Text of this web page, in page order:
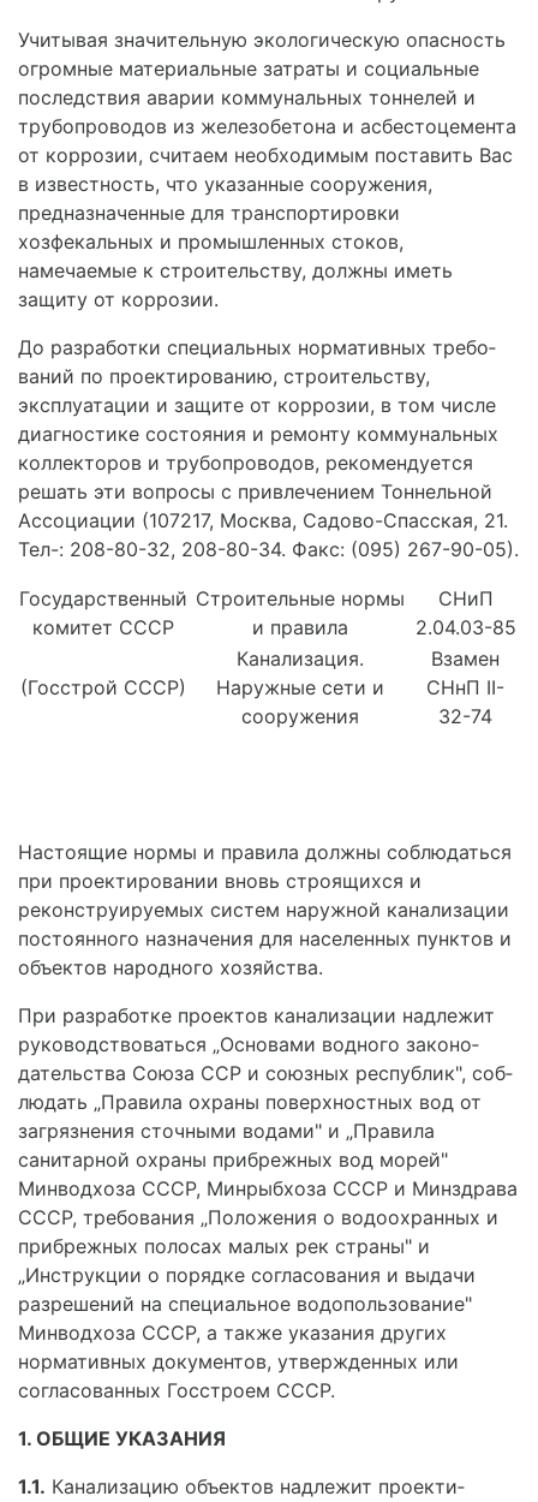
Учитывая значительную экологическую опасность
огромные материальные затраты и социальные
пос­ледствия аварии коммунальных тоннелей и
трубопроводов из железобетона и асбестоцемента
от коррозии, считаем необходимым поставить Вас
в извест­ность, что указанные сооружения,
предназначенные для транспортировки
хозфекальных и промышлен­ных стоков,
намечаемые к строительству, должны иметь
защиту от коррозии.
До разработки специальных нормативных требо­
ваний по проектированию, строительству,
эксплуата­ции и защите от коррозии, в том числе
диагностике состояния и ремонту коммунальных
коллекторов и трубопроводов, рекомендуется
решать эти вопросы с привлечением Тоннельной
Ассоциации (107217, Москва, Садово-Спасская, 21.
Тел-: 208-80-32, 208-80-34. Факс: (095) 267-90-05).
Государственный
комитет СССР
Строительные нормы
и правила
СНиП
2.04.03-85
(Госстрой СССР)
Канализация.
Наружные сети и
сооружения
Взамен
СНнП II-
32-74
Настоящие нормы и правила должны соблюдаться
при проектировании вновь строящихся и
реконстру­ируемых систем наружной канализации
постоянного назначения для населенных пунктов и
объектов народного хозяйства.
При разработке проектов канализации надлежит
руководствоваться „Основами водного законо­
дательства Союза ССР и союзных республик", соб­
людать „Правила охраны поверхностных вод от
загрязнения сточными водами" и „Правила
санитарной охраны прибрежных вод морей"
Минводхоза СССР, Минрыбхоза СССР и Минздрава
СССР, требования „Положения о водоохранных и
прибрежных полосах малых рек страны" и
„Инструкции о порядке согла­сования и выдачи
разрешений на специальное водо­пользование"
Минводхоза СССР, а также указания других
нормативных документов, утвержденных или
согласованных Госстроем СССР.
1. ОБЩИЕ УКАЗАНИЯ
1.1. Канализацию объектов надлежит проекти­